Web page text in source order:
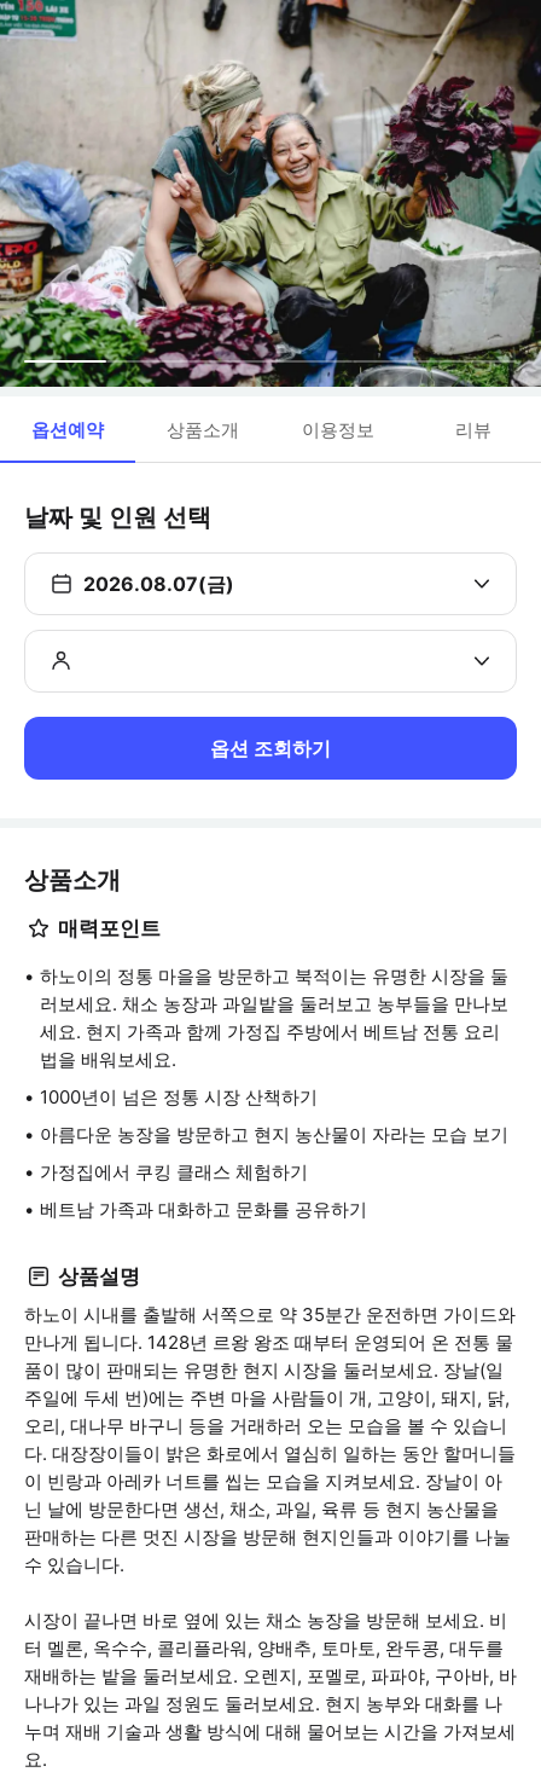
옵션예약 상품소개 이용정보 리뷰
날짜 및 인원 선택
2026.08.07(금)
옵션 조회하기
상품소개
매력포인트
하노이의 정통 마을을 방문하고 북적이는 유명한 시장을 둘
러보세요. 채소 농장과 과일밭을 둘러보고 농부들을 만나보
세요. 현지 가족과 함께 가정집 주방에서 베트남 전통 요리
법을 배워보세요.
1000년이 넘은 정통 시장 산책하기
아름다운 농장을 방문하고 현지 농산물이 자라는 모습 보기
가정집에서 쿠킹 클래스 체험하기
베트남 가족과 대화하고 문화를 공유하기
상품설명
하노이 시내를 출발해 서쪽으로 약 35분간 운전하면 가이드와
만나게 됩니다. 1428년 르왕 왕조 때부터 운영되어 온 전통 물
품이 많이 판매되는 유명한 현지 시장을 둘러보세요. 장날(일
주일에 두세 번)에는 주변 마을 사람들이 개, 고양이, 돼지, 닭,
오리, 대나무 바구니 등을 거래하러 오는 모습을 볼 수 있습니
다. 대장장이들이 밝은 화로에서 열심히 일하는 동안 할머니들
이 빈랑과 아레카 너트를 씹는 모습을 지켜보세요. 장날이 아
닌 날에 방문한다면 생선, 채소, 과일, 육류 등 현지 농산물을
판매하는 다른 멋진 시장을 방문해 현지인들과 이야기를 나눌
수 있습니다.
시장이 끝나면 바로 옆에 있는 채소 농장을 방문해 보세요. 비
터 멜론, 옥수수, 콜리플라워, 양배추, 토마토, 완두콩, 대두를
재배하는 밭을 둘러보세요. 오렌지, 포멜로, 파파야, 구아바, 바
나나가 있는 과일 정원도 둘러보세요. 현지 농부와 대화를 나
누며 재배 기술과 생활 방식에 대해 물어보는 시간을 가져보세
요.